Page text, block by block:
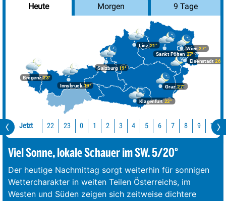
Heute Morgen 9 Tage
Bregenz23°
Graz27°
Innsbruck19°
Klagenfurt 22°
Linz21°
Salzburg19°
Wien 27°
Eisenstadt 26°
Sankt Pölten 27°
Jetzt 22 23 0 1 2 3 4 5 6 7 8 9 10
Viel Sonne, lokale Schauer im SW. 5/20°
Der heutige Nachmittag sorgt weiterhin für sonnigen
Wettercharakter in weiten Teilen Österreichs, im
Westen und Süden zeigen sich zeitweise dichtere